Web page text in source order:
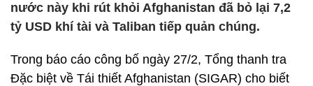
nước này khi rút khỏi Afghanistan đã bỏ lại 7,2
tỷ USD khí tài và Taliban tiếp quản chúng.
Trong báo cáo công bố ngày 27/2, Tổng thanh tra
Đặc biệt về Tái thiết Afghanistan (SIGAR) cho biết